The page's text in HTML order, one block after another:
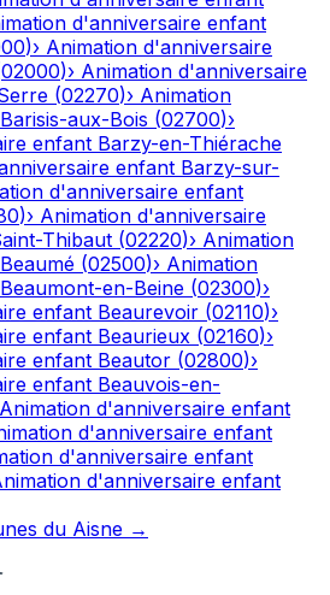
d'anniversaire enfant
)› Animation d'anniversaire
02000)› Animation d'anniversaire
(02270)› Animation
Barisis-aux-Bois (02700)›
enfant Barzy-en-Thiérache
enfant Barzy-sur-
d'anniversaire enfant
)› Animation d'anniversaire
Thibaut (02220)› Animation
Beaumé (02500)› Animation
Beaumont-en-Beine (02300)›
enfant Beaurevoir (02110)›
enfant Beaurieux (02160)›
enfant Beautor (02800)›
enfant Beauvois-en-
Animation d'anniversaire enfant
d'anniversaire enfant
d'anniversaire enfant
d'anniversaire enfant
du Aisne →